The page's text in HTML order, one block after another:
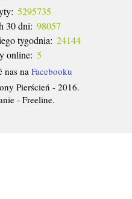
5295735
30 dni: 98057
tygodnia: 24144
online: 5
nas na Facebooku
Pierścień - 2016.
- Freeline.